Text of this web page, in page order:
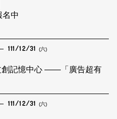
名中
111/12/31 (六)
創記憶中心 ——「廣告超有
111/12/31 (六)